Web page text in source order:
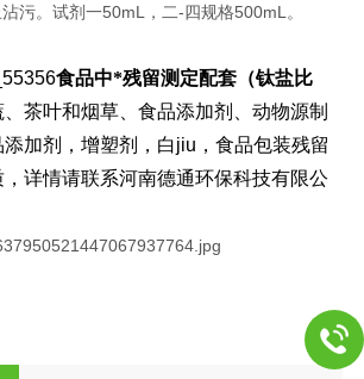
污。试剂一50mL，二-四规格500mL。
食品中*残留测定配套（钛盐比
茶叶和烟草、食品添加剂、动物源制
加剂，增塑剂，白jiu，食品包装残留
详情请联系河南德通环保科技有限公